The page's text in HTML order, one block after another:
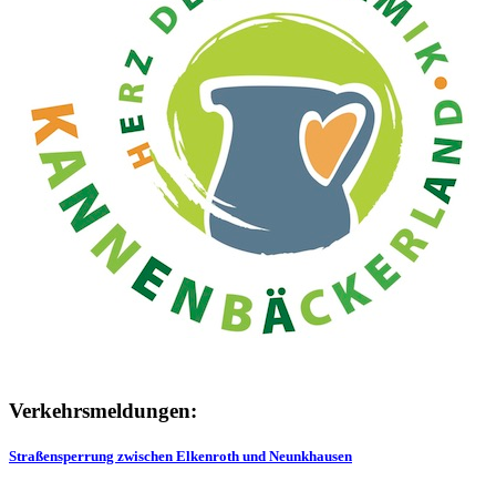
Verkehrsmeldungen:
Straßensperrung zwischen Elkenroth und Neunkhausen